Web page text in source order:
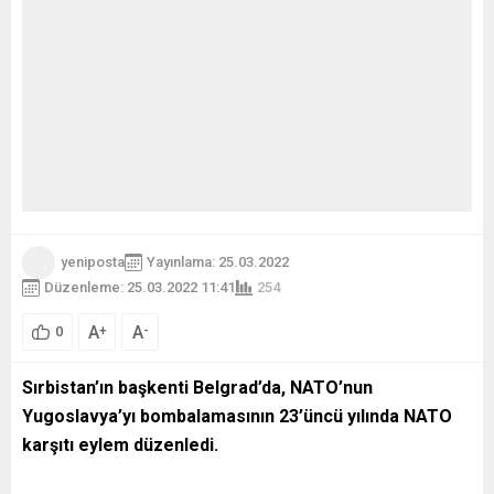
yeniposta
Yayınlama: 25.03.2022
Düzenleme: 25.03.2022 11:41
254
0 A+ A-
Sırbistan’ın başkenti Belgrad’da, NATO’nun
Yugoslavya’yı bombalamasının 23’üncü yılında NATO
karşıtı eylem düzenledi.